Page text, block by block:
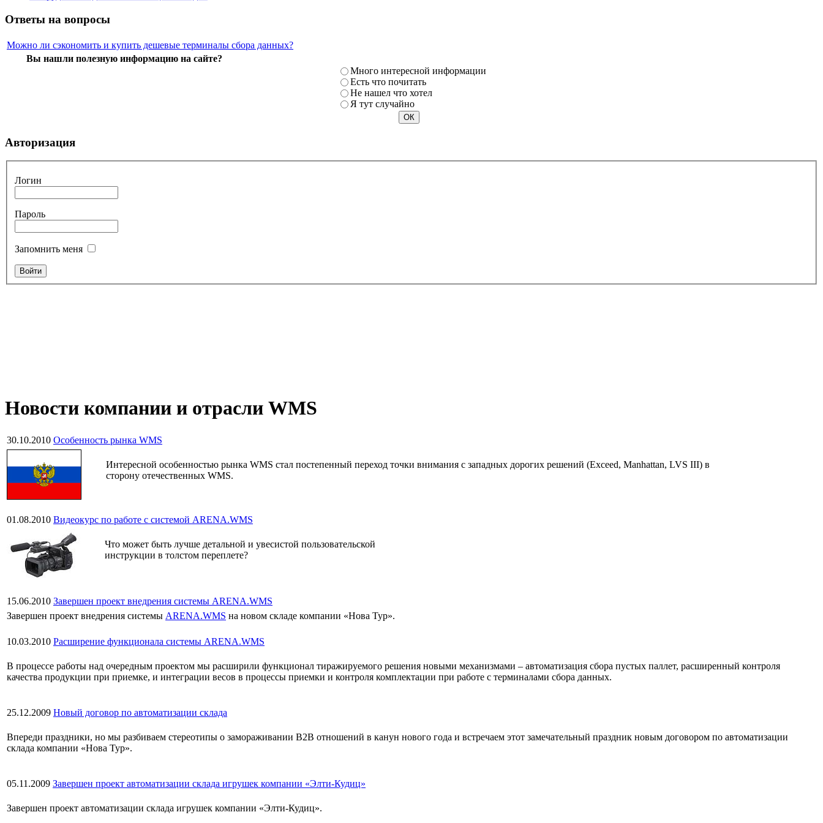
Ответы на вопросы
Можно ли сэкономить и купить дешевые терминалы сбора данных?
Вы нашли полезную информацию на сайте?
Много интересной информации
Есть что почитать
Не нашел что хотел
Я тут случайно
Авторизация
Логин
Пароль
Запомнить меня
Новости компании и отрасли WMS
30.10.2010 Особенность рынка WMS
Интересной особенностью рынка WMS стал постепенный переход точки внимания с западных дорогих решений (Exceed, Manhattan, LVS III) в
сторону отечественных WMS.
01.08.2010 Видеокурс по работе с системой ARENA.WMS
Что может быть лучше детальной и увесистой пользовательской
инструкции в толстом переплете?
15.06.2010 Завершен проект внедрения системы ARENA.WMS
Завершен проект внедрения системы ARENA.WMS на новом складе компании «Нова Тур».
10.03.2010 Расширение функционала системы ARENA.WMS
В процессе работы над очередным проектом мы расширили функционал тиражируемого решения новыми механизмами – автоматизация сбора пустых паллет, расширенный контроля
качества продукции при приемке, и интеграции весов в процессы приемки и контроля комплектации при работе с терминалами сбора данных.
25.12.2009 Новый договор по автоматизации склада
Впереди праздники, но мы разбиваем стереотипы о замораживании B2B отношений в канун нового года и встречаем этот замечательный праздник новым договором по автоматизации
склада компании «Нова Тур».
05.11.2009 Завершен проект автоматизации склада игрушек компании «Элти-Кудиц»
Завершен проект автоматизации склада игрушек компании «Элти-Кудиц».